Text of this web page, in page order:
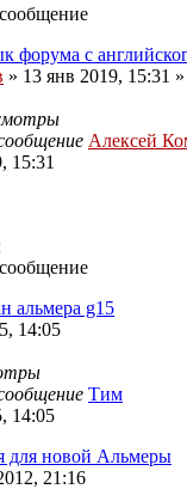
форума с
» 13 янв 2019, 15:31
Алексей
15:31
альмера g15
14:05
Тим
14:05
для новой Альмеры
21:16